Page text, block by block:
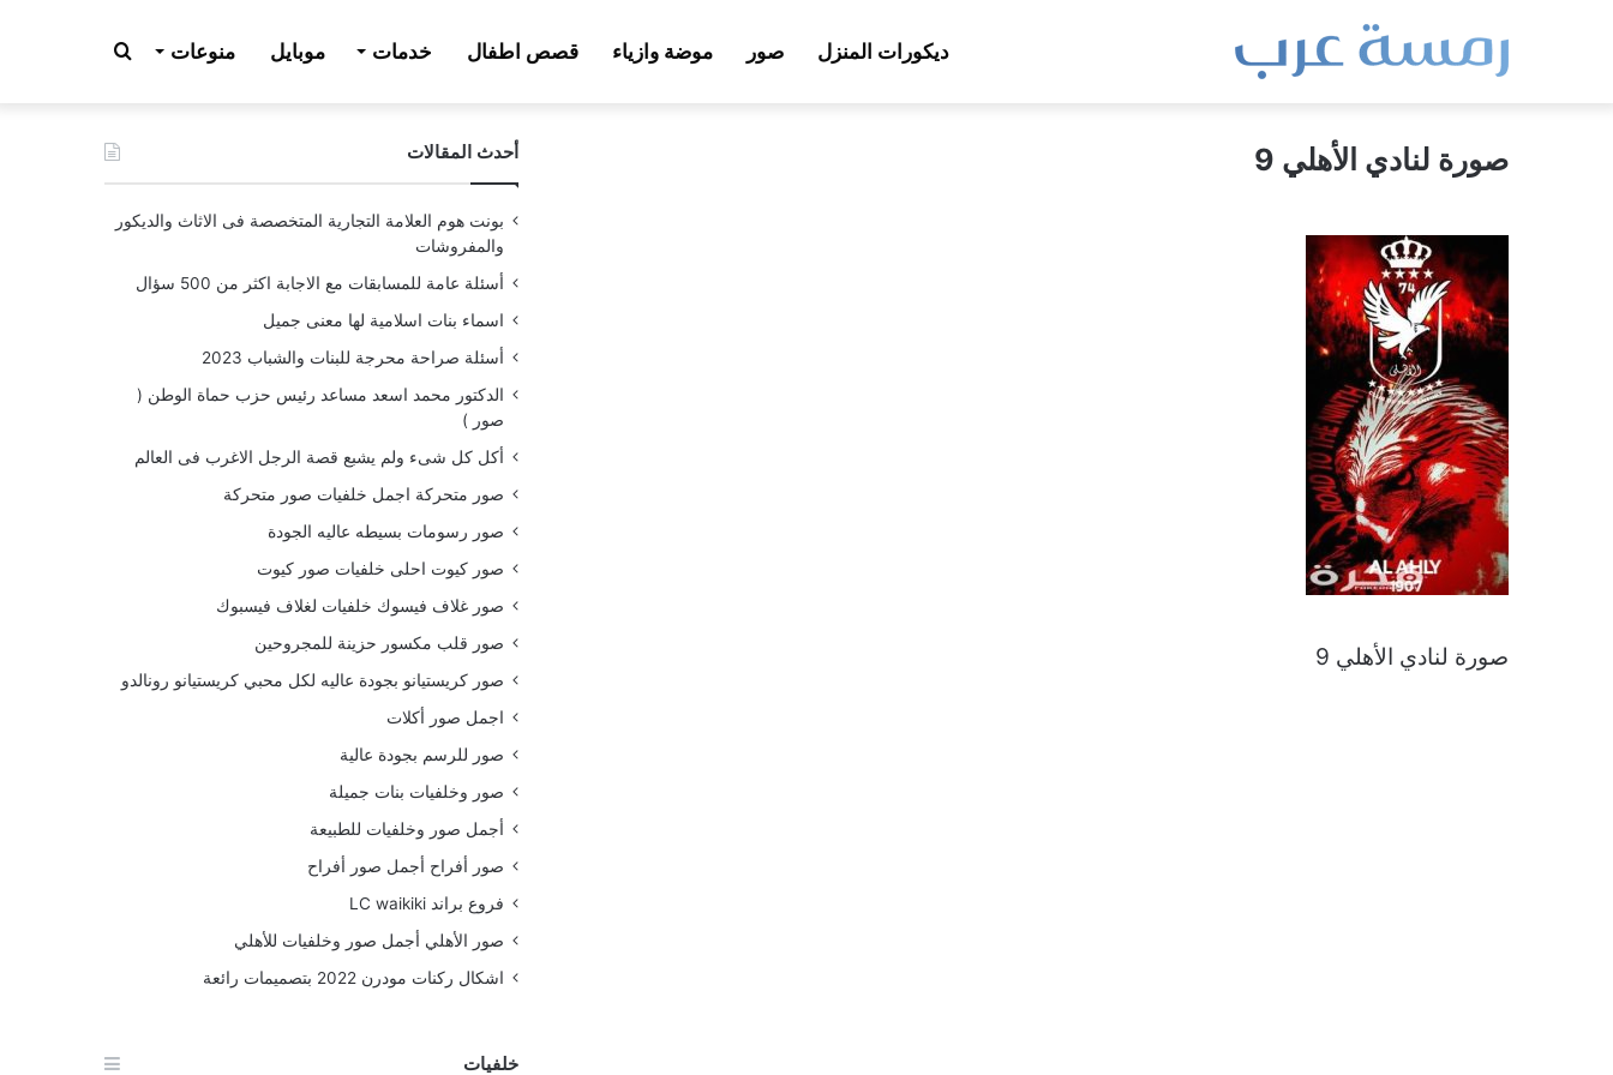
ديكورات المنزل صور موضة وازياء قصص اطفال خدمات موبايل منوعات بحث
عن صورة لنادي الأهلي 9
صورة لنادي الأهلي 9
أحدث المقالات
بونت هوم العلامة التجارية المتخصصة فى الاثاث والديكور
والمفروشات
أسئلة عامة للمسابقات مع الاجابة اكثر من 500 سؤال
اسماء بنات اسلامية لها معنى جميل
أسئلة صراحة محرجة للبنات والشباب 2023
الدكتور محمد اسعد مساعد رئيس حزب حماة الوطن (
صور )
أكل كل شىء ولم يشبع قصة الرجل الاغرب فى العالم
صور متحركة اجمل خلفيات صور متحركة
صور رسومات بسيطه عاليه الجودة
صور كيوت احلى خلفيات صور كيوت
صور غلاف فيسوك خلفيات لغلاف فيسبوك
صور قلب مكسور حزينة للمجروحين
صور كريستيانو بجودة عاليه لكل محبي كريستيانو رونالدو
اجمل صور أكلات
صور للرسم بجودة عالية
صور وخلفيات بنات جميلة
أجمل صور وخلفيات للطبيعة
صور أفراح أجمل صور أفراح
فروع براند LC waikiki
صور الأهلي أجمل صور وخلفيات للأهلي
اشكال ركنات مودرن 2022 بتصميمات رائعة
خلفيات